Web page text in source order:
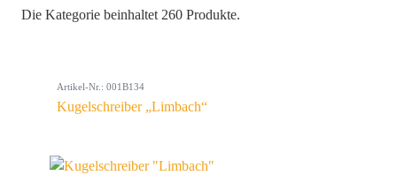
Farbe
Die Kategorie beinhaltet 260 Produkte.
Artikel-Nr.: 001B134
Kugelschreiber „Limbach“